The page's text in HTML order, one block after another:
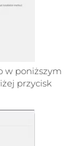
w poniższym
przycisk